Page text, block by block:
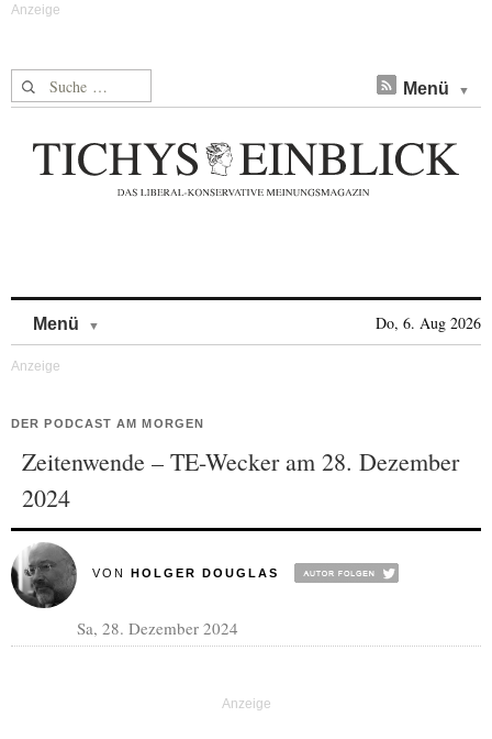
Suche nach: Menü
Menü Do, 6. Aug 2026
DER PODCAST AM MORGEN
Zeitenwende – TE-Wecker am 28. Dezember
2024
VON HOLGER DOUGLAS
Sa, 28. Dezember 2024